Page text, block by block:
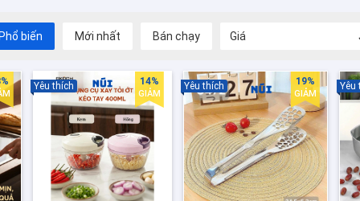
Phổ biến Mới nhất Bán chạy Giá
Yêu thích 14%
GIẢM
Yêu thích 19%
GIẢM
Yêu